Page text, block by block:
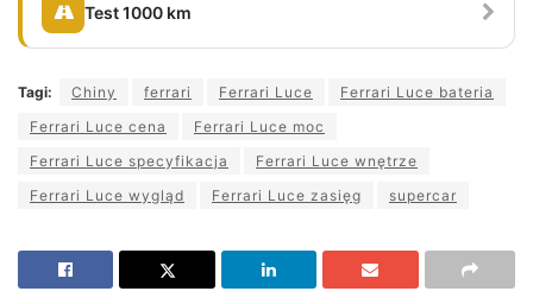
Test 1000 km
Tagi: Chiny ferrari Ferrari Luce
Ferrari Luce bateria
Ferrari Luce cena
Ferrari Luce moc
Ferrari Luce specyfikacja
Ferrari Luce wnętrze
Ferrari Luce wygląd
Ferrari Luce zasięg supercar